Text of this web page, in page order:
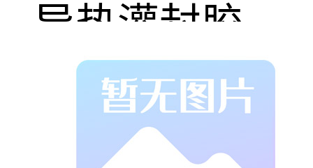
导热灌封胶，
可以室温固
化，也可以加